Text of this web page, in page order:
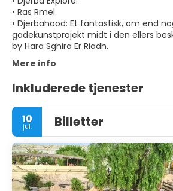
• Ras Rmel.
• Djerbahood: Et fantastisk, om end
gadekunstprojekt midt i den ellers
by Hara Sghira Er Riadh.
Mere info
Inkluderede tjenester
10
jul. Billetter